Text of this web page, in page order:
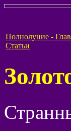
Полнолуние -
Статьи